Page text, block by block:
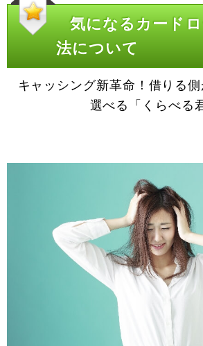
気になるカード
法について
キャッシング新革命！借りる
選べる「くらべる